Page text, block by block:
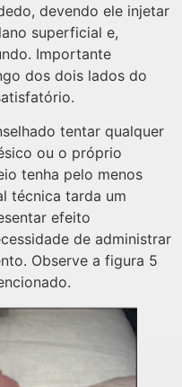
devendo ele injetar
superficial e,
Importante
dos dois lados do
tentar qualquer
ou o próprio
tenha pelo menos
técnica tarda um
efeito
de administrar
Observe a figura 5